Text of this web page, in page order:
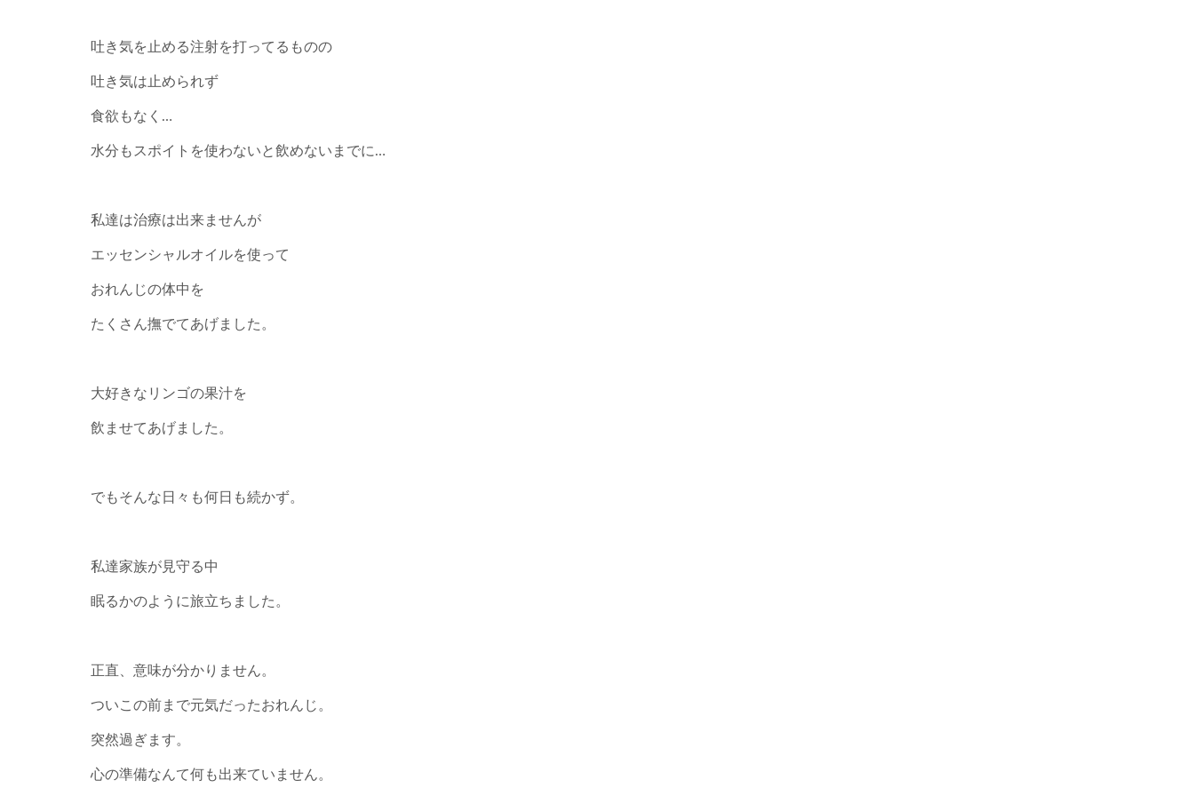
吐き気を止める注射を打ってるものの
吐き気は止められず
食欲もなく…
水分もスポイトを使わないと飲めないまでに…
私達は治療は出来ませんが
エッセンシャルオイルを使って
おれんじの体中を
たくさん撫でてあげました。
大好きなリンゴの果汁を
飲ませてあげました。
でもそんな日々も何日も続かず。
私達家族が見守る中
眠るかのように旅立ちました。
正直、意味が分かりません。
ついこの前まで元気だったおれんじ。
突然過ぎます。
心の準備なんて何も出来ていません。